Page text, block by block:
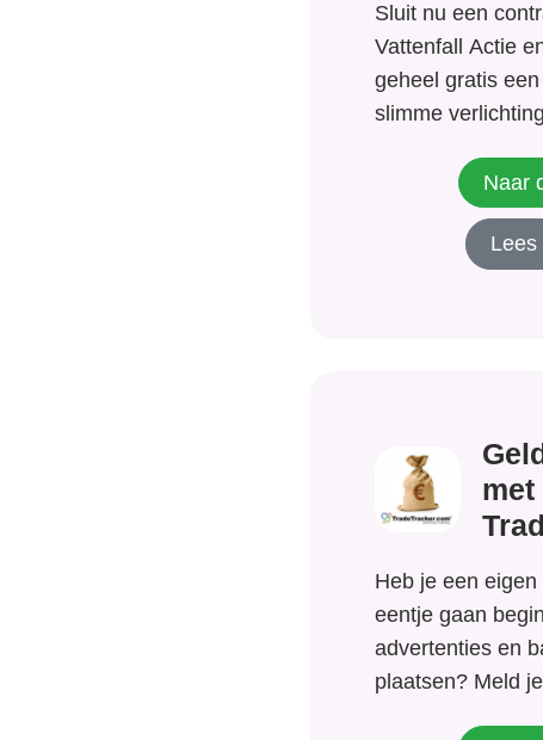
Sluit nu een
Vattenfall Actie
geheel gratis
slimme
Naar
Lees
met
Heb je een
eentje gaan
advertenties en
plaatsen? Meld